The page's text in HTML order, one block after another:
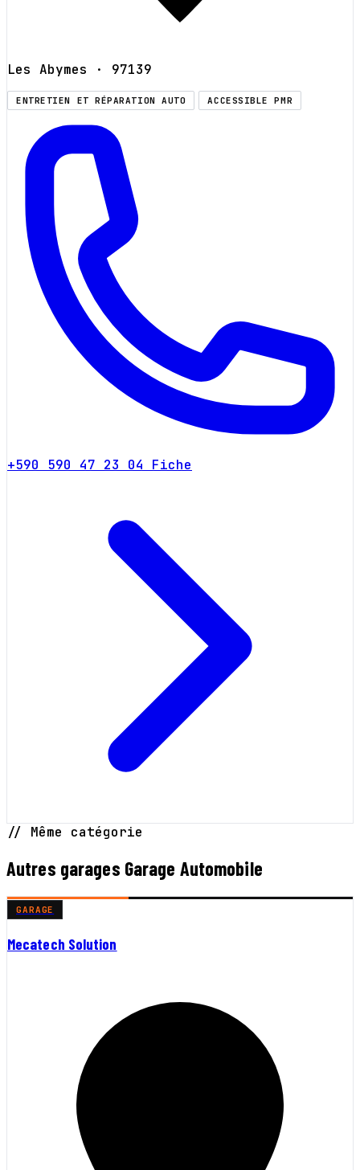
Les Abymes · 97139
ENTRETIEN ET RÉPARATION AUTO ACCESSIBLE PMR
+590 590 47 23 04 Fiche
// Même catégorie
Autres garages Garage Automobile
GARAGE
Mecatech Solution